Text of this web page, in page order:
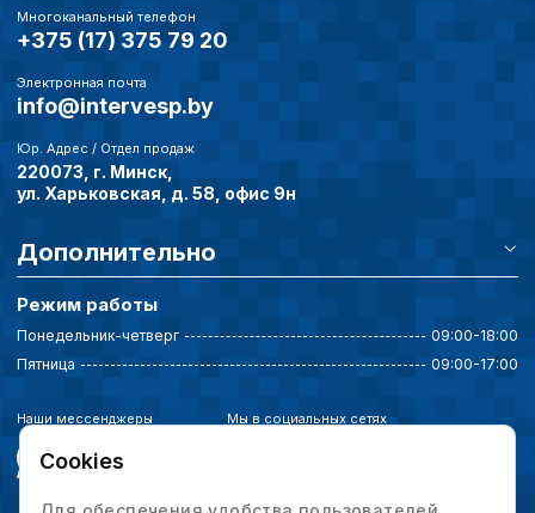
Многоканальный телефон
+375 (17) 375 79 20
Электронная почта
info@intervesp.by
Юр. Адрес / Отдел продаж
220073, г. Минск,
ул. Харьковская, д. 58, офис 9н
Дополнительно
Режим работы
Понедельник-четверг
09:00-18:00
Пятница
09:00-17:00
Наши мессенджеры Мы в социальных сетях
Cookies
исходя из